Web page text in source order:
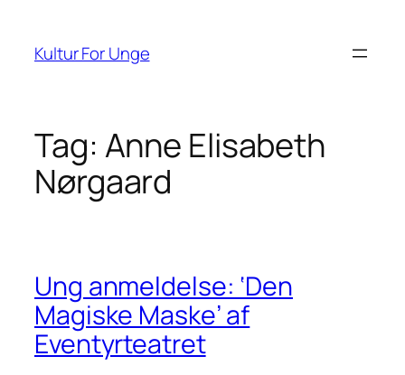
indhold
Kultur For Unge
Tag: Anne Elisabeth
Nørgaard
Ung anmeldelse: ‘Den
Magiske Maske’ af
Eventyrteatret